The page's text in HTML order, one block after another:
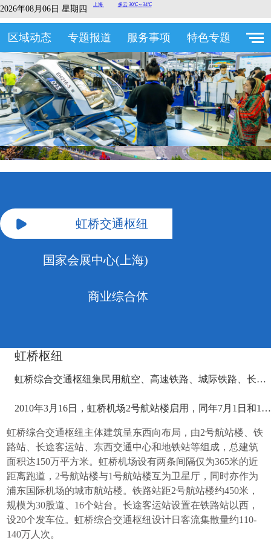
2026年08月06日 星期四
区域动态 专题报道 服务事项 特色专题
虹桥交通枢纽
国家会展中心(上海)
商业综合体
虹桥枢纽
虹桥综合交通枢纽集民用航空、高速铁路、城际铁路、长途客运、地铁、地面公交、出租汽车等多种交通方式于一体，是目前世界上最大的综合交通枢纽之一。
2010年3月16日，虹桥机场2号航站楼启用，同年7月1日和10月26日，沪宁、沪杭城际高速铁路相继开通，2011年6月30日，京沪高铁开通。
虹桥综合交通枢纽主体建筑呈东西向布局，由2号航站楼、铁
路站、长途客运站、东西交通中心和地铁站等组成，总建筑
面积达150万平方米。虹桥机场设有两条间隔仅为365米的近
距离跑道，2号航站楼与1号航站楼互为卫星厅，同时亦作为
浦东国际机场的城市航站楼。铁路站距2号航站楼约450米，
规模为30股道、16个站台。长途客运站设置在铁路站以西，
设20个发车位。虹桥综合交通枢纽设计日客流集散量约110-
140万人次。